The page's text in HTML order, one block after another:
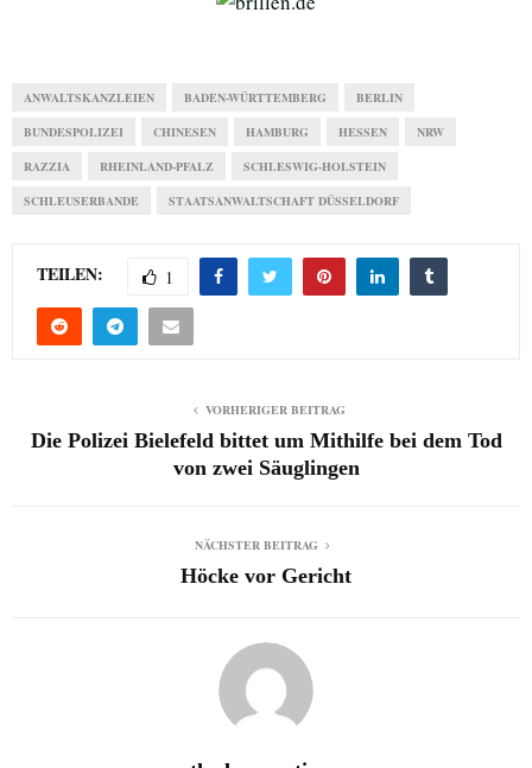
ANWALTSKANZLEIEN BADEN-WÜRTTEMBERG BERLIN
BUNDESPOLIZEI CHINESEN HAMBURG HESSEN NRW
RAZZIA RHEINLAND-PFALZ SCHLESWIG-HOLSTEIN
SCHLEUSERBANDE STAATSANWALTSCHAFT DÜSSELDORF
TEILEN: 1
VORHERIGER BEITRAG
Die Polizei Bielefeld bittet um Mithilfe bei dem Tod
von zwei Säuglingen
NÄCHSTER BEITRAG
Höcke vor Gericht